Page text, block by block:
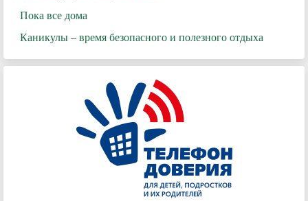
Пока все дома
Каникулы – время безопасного и полезного отдыха